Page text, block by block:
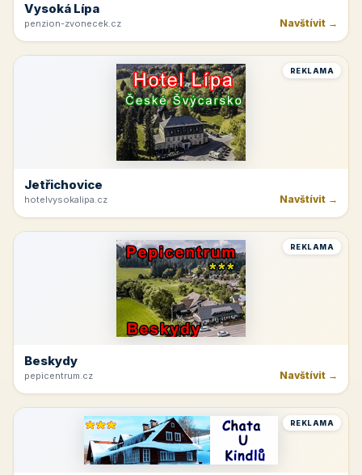
Vysoká Lípa
penzion-zvonecek.cz Navštívit →
REKLAMA
Jetřichovice
hotelvysokalipa.cz Navštívit →
REKLAMA
Beskydy
pepicentrum.cz Navštívit →
REKLAMA